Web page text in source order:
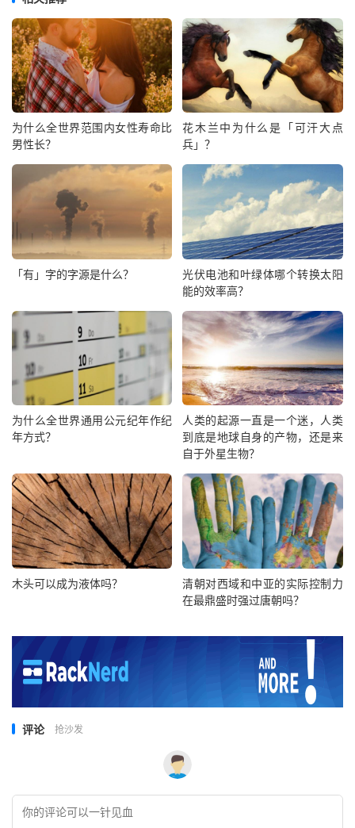
为什么全世界范围内女性寿命比
男性长？
花木兰中为什么是「可汗大点
兵」？
「有」字的字源是什么？
光伏电池和叶绿体哪个转换太阳
能的效率高？
为什么全世界通用公元纪年作纪
年方式？
人类的起源一直是一个迷，人类
到底是地球自身的产物，还是来
自于外星生物？
木头可以成为液体吗？
清朝对西域和中亚的实际控制力
在最鼎盛时强过唐朝吗？
评论 抢沙发